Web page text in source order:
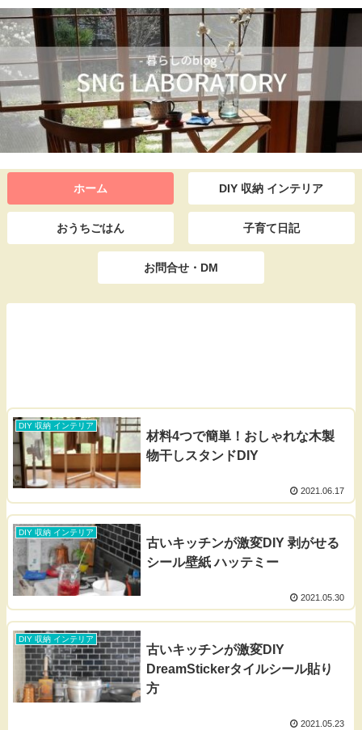
ホーム DIY 収納 インテリア
おうちごはん 子育て日記
お問合せ・DM
DIY 収納 インテリア
材料4つで簡単！おしゃれな木製
物干しスタンドDIY
2021.06.17
DIY 収納 インテリア
古いキッチンが激変DIY 剥がせる
シール壁紙 ハッテミー
2021.05.30
DIY 収納 インテリア
古いキッチンが激変DIY
DreamStickerタイルシール貼り
方
2021.05.23